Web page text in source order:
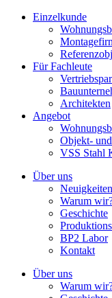
Einzelkunde
Für Fachleute
Architekten
Angebot
Objekt-
VSS Stahl
Über uns
Neuigkeiten
Warum
Geschichte
BP2 Labor
Kontakt
Über uns
Warum